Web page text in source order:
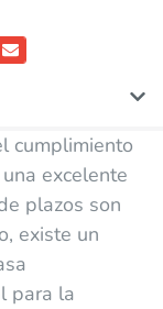
cumplimiento
excelente
plazos son
existe un
para la